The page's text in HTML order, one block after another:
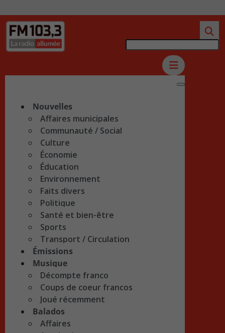
Nouvelles
Affaires municipales
Communauté / Social
Culture
Économie
Éducation
Environnement
Faits divers
Politique
Santé et bien-être
Sports
Transport / Circulation
Émissions
Musique
Décompte franco
Coups de coeur francos
Joué récemment
Balados
Affaires